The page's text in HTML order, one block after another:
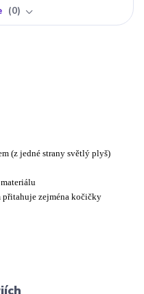
0
(z jedné strany světlý plyš)
přitahuje zejména kočičky